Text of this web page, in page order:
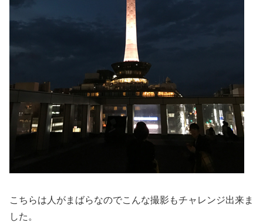
こちらは人がまばらなのでこんな撮影もチャレンジ出来ま
した。